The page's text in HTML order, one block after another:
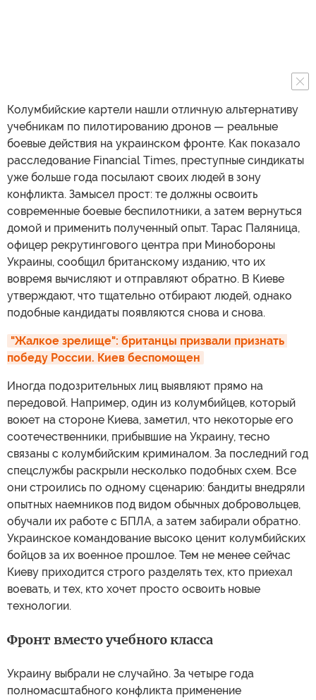
Колумбийские картели нашли отличную альтернативу
учебникам по пилотированию дронов — реальные
боевые действия на украинском фронте. Как показало
расследование Financial Times, преступные синдикаты
уже больше года посылают своих людей в зону
конфликта. Замысел прост: те должны освоить
современные боевые беспилотники, а затем вернуться
домой и применить полученный опыт. Тарас Паляница,
офицер рекрутингового центра при Минобороны
Украины, сообщил британскому изданию, что их
вовремя вычисляют и отправляют обратно. В Киеве
утверждают, что тщательно отбирают людей, однако
подобные кандидаты появляются снова и снова.
"Жалкое зрелище": британцы призвали признать
победу России. Киев беспомощен
Иногда подозрительных лиц выявляют прямо на
передовой. Например, один из колумбийцев, который
воюет на стороне Киева, заметил, что некоторые его
соотечественники, прибывшие на Украину, тесно
связаны с колумбийским криминалом. За последний год
спецслужбы раскрыли несколько подобных схем. Все
они строились по одному сценарию: бандиты внедряли
опытных наемников под видом обычных добровольцев,
обучали их работе с БПЛА, а затем забирали обратно.
Украинское командование высоко ценит колумбийских
бойцов за их военное прошлое. Тем не менее сейчас
Киеву приходится строго разделять тех, кто приехал
воевать, и тех, кто хочет просто освоить новые
технологии.
Фронт вместо учебного класса
Украину выбрали не случайно. За четыре года
полномасштабного конфликта применение